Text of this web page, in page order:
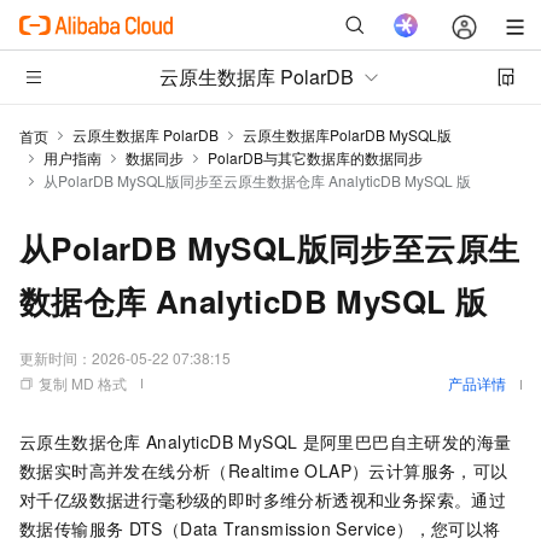
云原生数据库 PolarDB
首页 云原生数据库 PolarDB
云原生数据库PolarDB MySQL版
用户指南
数据同步
PolarDB与其它数据库的数据同步
从PolarDB MySQL版同步至云原生数据仓库 AnalyticDB MySQL 版
从PolarDB MySQL版同步至云原生
数据仓库 AnalyticDB MySQL 版
更新时间： 2026-05-22 07:38:15
复制 MD 格式
产品详情
云原生数据仓库 AnalyticDB MySQL 是阿里巴巴自主研发的海量
数据实时高并发在线分析（Realtime OLAP）云计算服务，可以
对千亿级数据进行毫秒级的即时多维分析透视和业务探索。通过
数据传输服务 DTS（Data Transmission Service），您可以将